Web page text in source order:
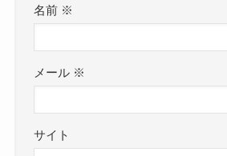
名前 ※
メール ※
サイト